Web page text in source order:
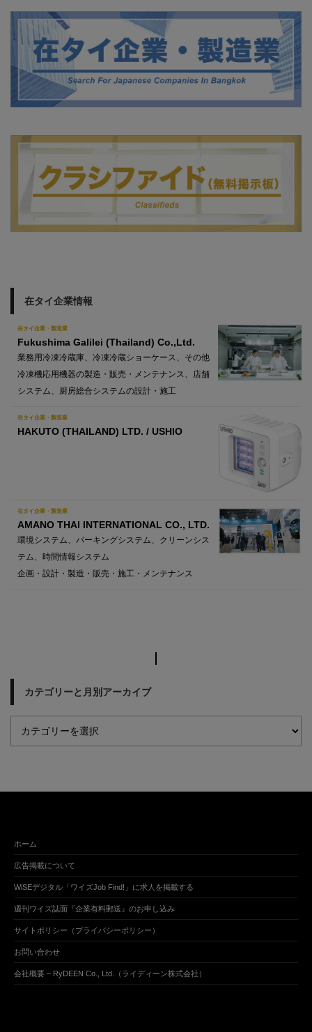
在タイ企業情報
在タイ企業・製造業
Fukushima Galilei (Thailand) Co.,Ltd.
業務用冷凍冷蔵庫、冷凍冷蔵ショーケース、その他
冷凍機応用機器の製造・販売・メンテナンス、店舗
システム、厨房総合システムの設計・施工
在タイ企業・製造業
HAKUTO (THAILAND) LTD. / USHIO
在タイ企業・製造業
AMANO THAI INTERNATIONAL CO., LTD.
環境システム、パーキングシステム、クリーンシス
テム、時間情報システム
企画・設計・製造・販売・施工・メンテナンス
カテゴリーと月別アーカイブ
ホーム
広告掲載について
WiSEデジタル「ワイズJob Find!」に求人を掲載する
週刊ワイズ誌面『企業有料郵送』のお申し込み
サイトポリシー（プライバシーポリシー）
お問い合わせ
会社概要 – RyDEEN Co., Ltd.（ライディーン株式会社）